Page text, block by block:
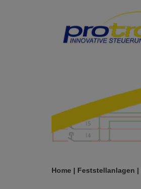
Home | Feststellanlagen |